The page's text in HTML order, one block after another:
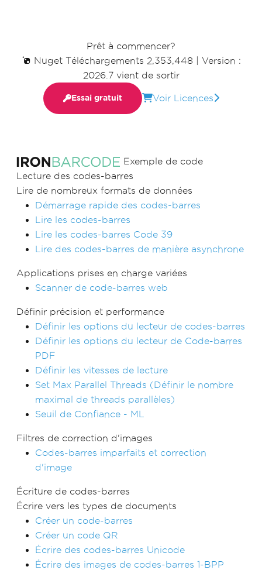
Exemple de code
Lecture des codes-barres
Lire de nombreux formats de données
Démarrage rapide des codes-barres
Lire les codes-barres
Lire les codes-barres Code 39
Lire des codes-barres de manière asynchrone
Applications prises en charge variées
Scanner de code-barres web
Définir précision et performance
Définir les options du lecteur de codes-barres
Définir les options du lecteur de Code-barres
PDF
Définir les vitesses de lecture
Set Max Parallel Threads (Définir le nombre
maximal de threads parallèles)
Seuil de Confiance - ML
Filtres de correction d'images
Codes-barres imparfaits et correction
d'image
Écriture de codes-barres
Écrire vers les types de documents
Créer un code-barres
Créer un code QR
Écrire des codes-barres Unicode
Écrire des images de codes-barres 1-BPP
Prêt à commencer?
Nuget Téléchargements 2,353,448| Version :
2026.7 vient de sortir
Essai gratuit Voir Licences